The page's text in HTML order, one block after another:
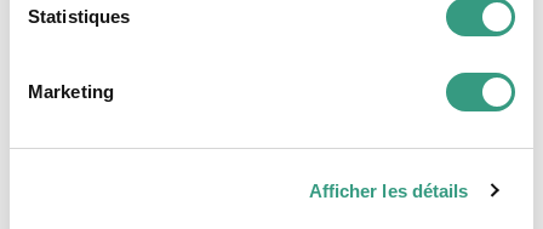
Statistiques
Marketing
Afficher les détails
attrayante». Les start-up ne sont pas les seules
les PME de tous types le sont également:
réserver un créneau (taille et durée) en ligne